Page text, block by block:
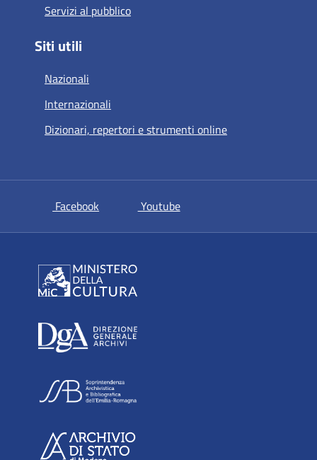
Servizi al pubblico
Siti utili
Nazionali
Internazionali
Dizionari, repertori e strumenti online
Facebook si apre in una nuova scheda
Youtubesi apre in una nuova scheda